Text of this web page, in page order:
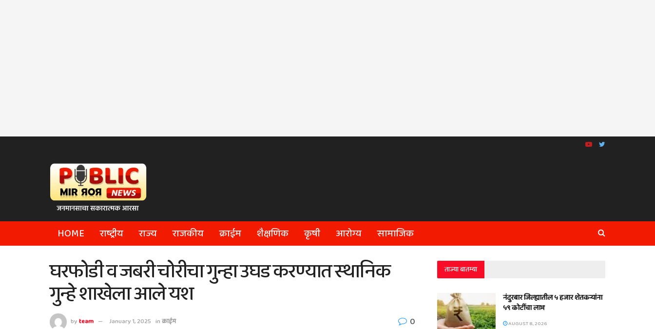
HOME राष्ट्रीय राज्य राजकीय क्राईम शैक्षणिक कृषी आरोग्य सामाजिक
घरफोडी व जबरी चोरीचा गुन्हा उघड करण्यात स्थानिक
गुन्हे शाखेला आले यश
byteam January 1, 2025 inक्राईम 0
ताज्या बातम्या
नंदुरबार जिल्ह्यातील ५ हजार शेतकऱ्यांना
५९ कोटींचा लाभ
AUGUST 8, 2026